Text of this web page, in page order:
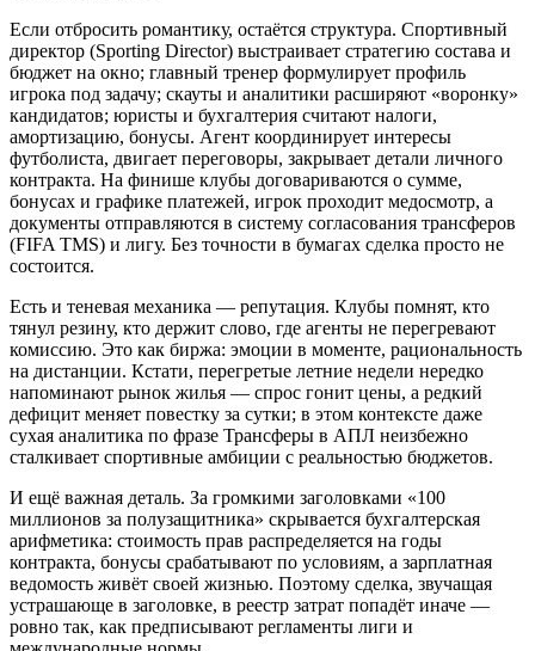
Если отбросить романтику, остаётся структура. Спортивный
директор (Sporting Director) выстраивает стратегию состава и
бюджет на окно; главный тренер формулирует профиль
игрока под задачу; скауты и аналитики расширяют «воронку»
кандидатов; юристы и бухгалтерия считают налоги,
амортизацию, бонусы. Агент координирует интересы
футболиста, двигает переговоры, закрывает детали личного
контракта. На финише клубы договариваются о сумме,
бонусах и графике платежей, игрок проходит медосмотр, а
документы отправляются в систему согласования трансферов
(FIFA TMS) и лигу. Без точности в бумагах сделка просто не
состоится.
Есть и теневая механика — репутация. Клубы помнят, кто
тянул резину, кто держит слово, где агенты не перегревают
комиссию. Это как биржа: эмоции в моменте, рациональность
на дистанции. Кстати, перегретые летние недели нередко
напоминают рынок жилья — спрос гонит цены, а редкий
дефицит меняет повестку за сутки; в этом контексте даже
сухая аналитика по фразе Трансферы в АПЛ неизбежно
сталкивает спортивные амбиции с реальностью бюджетов.
И ещё важная деталь. За громкими заголовками «100
миллионов за полузащитника» скрывается бухгалтерская
арифметика: стоимость прав распределяется на годы
контракта, бонусы срабатывают по условиям, а зарплатная
ведомость живёт своей жизнью. Поэтому сделка, звучащая
устрашающе в заголовке, в реестр затрат попадёт иначе —
ровно так, как предписывают регламенты лиги и